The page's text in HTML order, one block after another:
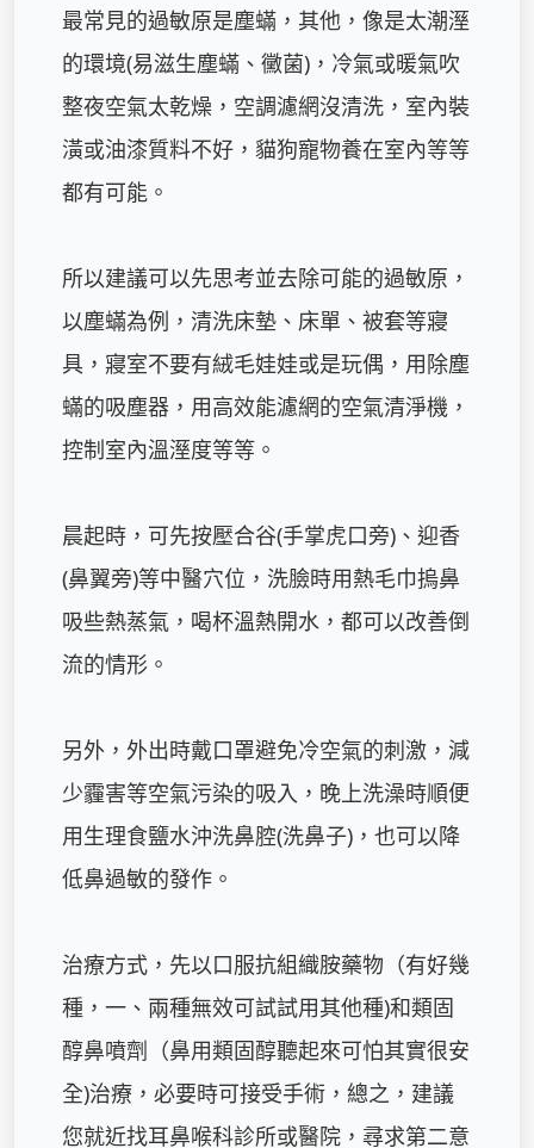
最常見的過敏原是塵蟎，其他，像是太潮溼
的環境(易滋生塵蟎、黴菌)，冷氣或暖氣吹
整夜空氣太乾燥，空調濾網沒清洗，室內裝
潢或油漆質料不好，貓狗寵物養在室內等等
都有可能。
所以建議可以先思考並去除可能的過敏原，
以塵蟎為例，清洗床墊、床單、被套等寢
具，寢室不要有絨毛娃娃或是玩偶，用除塵
蟎的吸塵器，用高效能濾網的空氣清淨機，
控制室內溫溼度等等。
晨起時，可先按壓合谷(手掌虎口旁)、迎香
(鼻翼旁)等中醫穴位，洗臉時用熱毛巾摀鼻
吸些熱蒸氣，喝杯溫熱開水，都可以改善倒
流的情形。
另外，外出時戴口罩避免冷空氣的刺激，減
少霾害等空氣污染的吸入，晚上洗澡時順便
用生理食鹽水沖洗鼻腔(洗鼻子)，也可以降
低鼻過敏的發作。
治療方式，先以口服抗組織胺藥物（有好幾
種，一、兩種無效可試試用其他種)和類固
醇鼻噴劑（鼻用類固醇聽起來可怕其實很安
全)治療，必要時可接受手術，總之，建議
您就近找耳鼻喉科診所或醫院，尋求第二意